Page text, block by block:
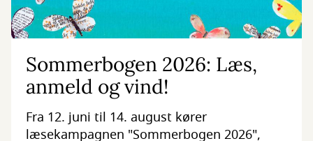
Sommerbogen 2026: Læs,
anmeld og vind!
Fra 12. juni til 14. august kører
læsekampagnen "Sommerbogen 2026",